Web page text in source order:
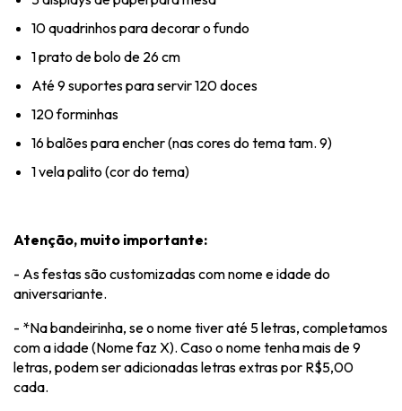
10 quadrinhos para decorar o fundo
1 prato de bolo de 26 cm
Até 9 suportes para servir 120 doces
120 forminhas
16 balões para encher (nas cores do tema tam. 9)
1 vela palito (cor do tema)
Atenção, muito importante:
- As festas são customizadas com nome e idade do
aniversariante.
- *Na bandeirinha, se o nome tiver até 5 letras, completamos
com a idade (Nome faz X). Caso o nome tenha mais de 9
letras, podem ser adicionadas letras extras por R$5,00
cada.